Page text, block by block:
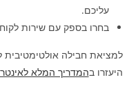
עליכם.
בחרו בספק עם שירות
למציאת חבילה אולטימטיבית
היעזרו בהמדריך המלא